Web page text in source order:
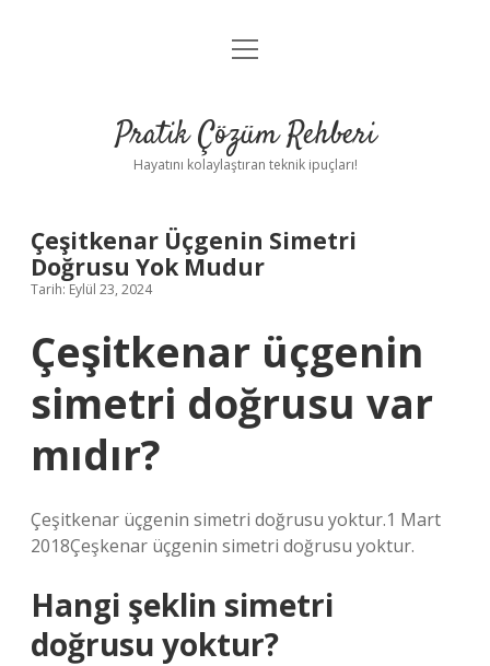
Anasayfa
Yasal Uyarı
menüyü
Pratik Çözüm Rehberi
Hayatını kolaylaştıran teknik ipuçları!
Çeşitkenar Üçgenin Simetri
Doğrusu Yok Mudur
Tarih: Eylül 23, 2024
Çeşitkenar üçgenin
simetri doğrusu var
mıdır?
Çeşitkenar üçgenin simetri doğrusu yoktur.1 Mart
2018Çeşkenar üçgenin simetri doğrusu yoktur.
Hangi şeklin simetri
doğrusu yoktur?